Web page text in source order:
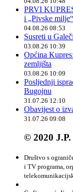
PRVI
i „Pivske
04.08.26 08:53
Susreti u
03.08.26 10:39
Općina
zemljišta
03.08.26 10:09
Posljednji
Bugojnu
31.07.26 12:10
Obavijest o
31.07.26 09:08
© 2020
Društvo s
i TV programa,